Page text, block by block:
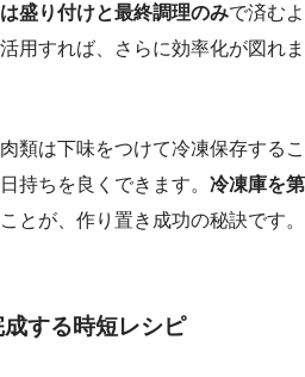
盛り付けと最終調理のみで済むよ
用すれば、さらに効率化が図れま
類は下味をつけて冷凍保存するこ
持ちを良くできます。 冷凍庫を第
とが、作り置き成功の秘訣です。
する時短レシピ